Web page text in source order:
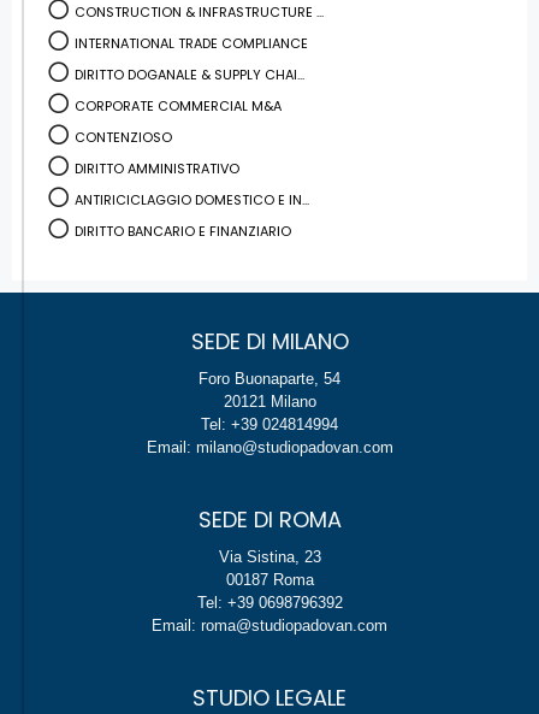
CONSTRUCTION & INFRASTRUCTURE ...
INTERNATIONAL TRADE COMPLIANCE
DIRITTO DOGANALE & SUPPLY CHAI...
CORPORATE COMMERCIAL M&A
CONTENZIOSO
DIRITTO AMMINISTRATIVO
ANTIRICICLAGGIO DOMESTICO E IN...
DIRITTO BANCARIO E FINANZIARIO
SEDE DI MILANO
Foro Buonaparte, 54
20121 Milano
Tel: +39 024814994
Email: milano@studiopadovan.com
SEDE DI ROMA
Via Sistina, 23
00187 Roma
Tel: +39 0698796392
Email: roma@studiopadovan.com
STUDIO LEGALE